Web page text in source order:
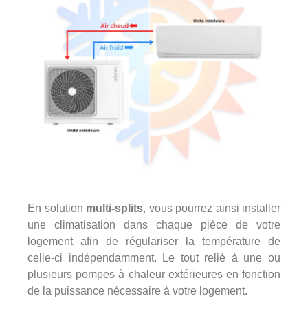
En solution multi-splits, vous pourrez ainsi installer
une climatisation dans chaque pièce de votre
logement afin de régulariser la température de
celle-ci indépendamment. Le tout relié à une ou
plusieurs pompes à chaleur extérieures en fonction
de la puissance nécessaire à votre logement.